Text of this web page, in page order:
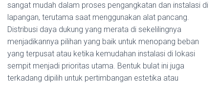
sangat mudah dalam proses pengangkatan dan instalasi di
lapangan, terutama saat menggunakan alat pancang.
Distribusi daya dukung yang merata di sekelilingnya
menjadikannya pilihan yang baik untuk menopang beban
yang terpusat atau ketika kemudahan instalasi di lokasi
sempit menjadi prioritas utama. Bentuk bulat ini juga
terkadang dipilih untuk pertimbangan estetika atau